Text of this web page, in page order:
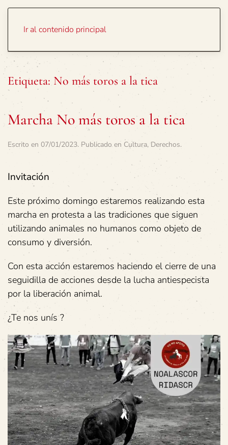
Ir al contenido principal
Etiqueta: No más toros a la tica
Marcha No más toros a la tica
Escrito en 07/01/2023. Publicado en Cultura, Derechos.
Invitación
Este próximo domingo estaremos realizando esta
marcha en protesta a las tradiciones que siguen
utilizando animales no humanos como objeto de
consumo y diversión.
Con esta acción estaremos haciendo el cierre de una
seguidilla de acciones desde la lucha antiespecista
por la liberación animal.
¿Te nos unís ?